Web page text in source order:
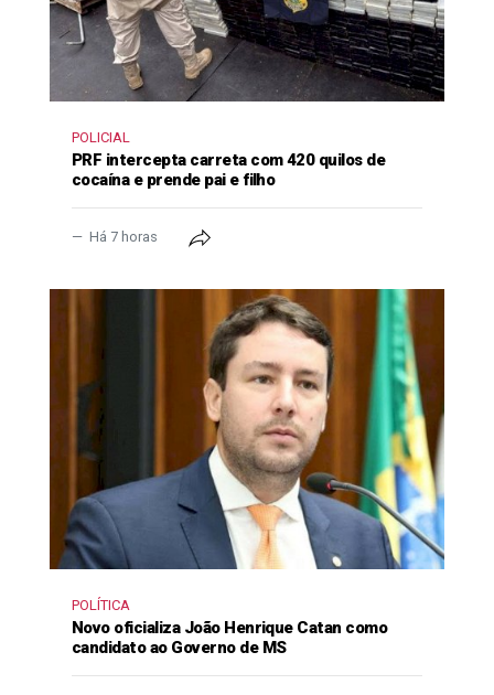
POLICIAL
PRF intercepta carreta com 420 quilos de
cocaína e prende pai e filho
Há 7 horas
POLÍTICA
Novo oficializa João Henrique Catan como
candidato ao Governo de MS